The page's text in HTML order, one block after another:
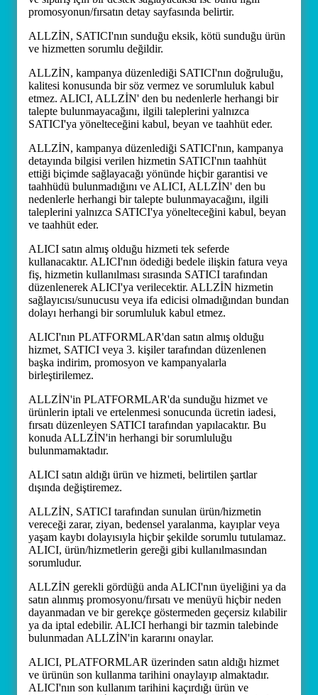
promosyonun/fırsatın detay sayfasında belirtir.
ALLZİN, SATICI'nın sunduğu eksik, kötü sunduğu ürün
ve hizmetten sorumlu değildir.
ALLZİN, kampanya düzenlediği SATICI'nın doğruluğu,
kalitesi konusunda bir söz vermez ve sorumluluk kabul
etmez. ALICI, ALLZİN' den bu nedenlerle herhangi bir
talepte bulunmayacağını, ilgili taleplerini yalnızca
SATICI'ya yönelteceğini kabul, beyan ve taahhüt eder.
ALLZİN, kampanya düzenlediği SATICI'nın, kampanya
detayında bilgisi verilen hizmetin SATICI'nın taahhüt
ettiği biçimde sağlayacağı yönünde hiçbir garantisi ve
taahhüdü bulunmadığını ve ALICI, ALLZİN' den bu
nedenlerle herhangi bir talepte bulunmayacağını, ilgili
taleplerini yalnızca SATICI'ya yönelteceğini kabul, beyan
ve taahhüt eder.
ALICI satın almış olduğu hizmeti tek seferde
kullanacaktır. ALICI'nın ödediği bedele ilişkin fatura veya
fiş, hizmetin kullanılması sırasında SATICI tarafından
düzenlenerek ALICI'ya verilecektir. ALLZİN hizmetin
sağlayıcısı/sunucusu veya ifa edicisi olmadığından bundan
dolayı herhangi bir sorumluluk kabul etmez.
ALICI'nın PLATFORMLAR'dan satın almış olduğu
hizmet, SATICI veya 3. kişiler tarafından düzenlenen
başka indirim, promosyon ve kampanyalarla
birleştirilemez.
ALLZİN'in PLATFORMLAR'da sunduğu hizmet ve
ürünlerin iptali ve ertelenmesi sonucunda ücretin iadesi,
fırsatı düzenleyen SATICI tarafından yapılacaktır. Bu
konuda ALLZİN'in herhangi bir sorumluluğu
bulunmamaktadır.
ALICI satın aldığı ürün ve hizmeti, belirtilen şartlar
dışında değiştiremez.
ALLZİN, SATICI tarafından sunulan ürün/hizmetin
vereceği zarar, ziyan, bedensel yaralanma, kayıplar veya
yaşam kaybı dolayısıyla hiçbir şekilde sorumlu tutulamaz.
ALICI, ürün/hizmetlerin gereği gibi kullanılmasından
sorumludur.
ALLZİN gerekli gördüğü anda ALICI'nın üyeliğini ya da
satın alınmış promosyonu/fırsatı ve menüyü hiçbir neden
dayanmadan ve bir gerekçe göstermeden geçersiz kılabilir
ya da iptal edebilir. ALICI herhangi bir tazmin talebinde
bulunmadan ALLZİN'in kararını onaylar.
ALICI, PLATFORMLAR üzerinden satın aldığı hizmet
ve ürünün son kullanma tarihini onaylayıp almaktadır.
ALICI'nın son kullanım tarihini kaçırdığı ürün ve